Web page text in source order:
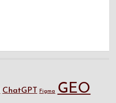
ChatGPT Figma GEO